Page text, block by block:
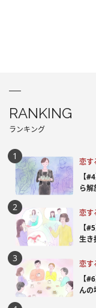
RANKING
ランキング
恋す
【
ら
恋す
【
生き
恋す
【
んの